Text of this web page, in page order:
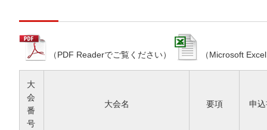
（PDF Readerでご覧ください） （Microsoft
大
会
番
号
大会名 要項 申